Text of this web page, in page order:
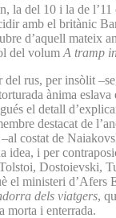
la del 10 i la de
amb el britànic
d’aquell mateix
del volum A tramp
del rus, per insòlit
ànima
el detall
destacat de
costat de
idea, i per
Dostoievski,
el ministeri d’Afers
dels viatgers,
morta i enterrada.